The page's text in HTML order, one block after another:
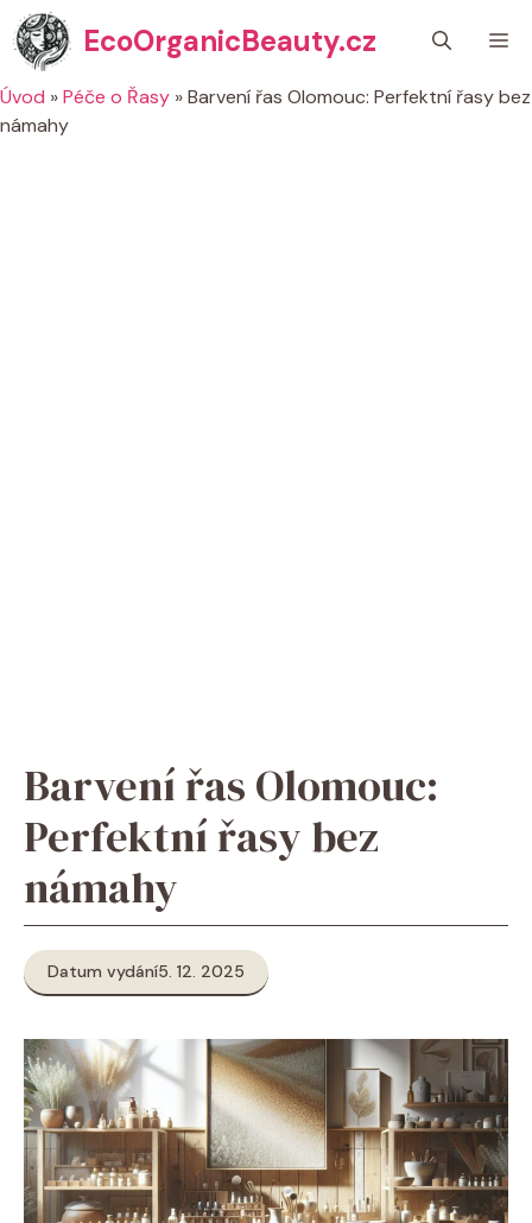
Přeskočit
na
obsah
EcoOrganicBeauty.cz
Úvod »Péče o Řasy »Barvení řas Olomouc: Perfektní řasy bez
námahy
Barvení řas Olomouc:
Perfektní řasy bez
námahy
Datum vydání5. 12. 2025